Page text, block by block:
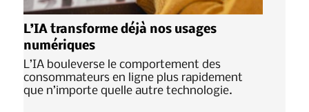
L’IA transforme déjà nos usages
numériques
L’IA bouleverse le comportement des
consommateurs en ligne plus rapidement
que n’importe quelle autre technologie.